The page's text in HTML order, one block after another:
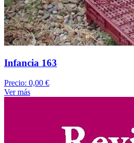
Infancia 163
Precio: 0,00 €
Ver más